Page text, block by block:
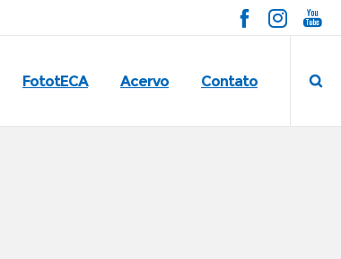
FototECA Acervo Contato